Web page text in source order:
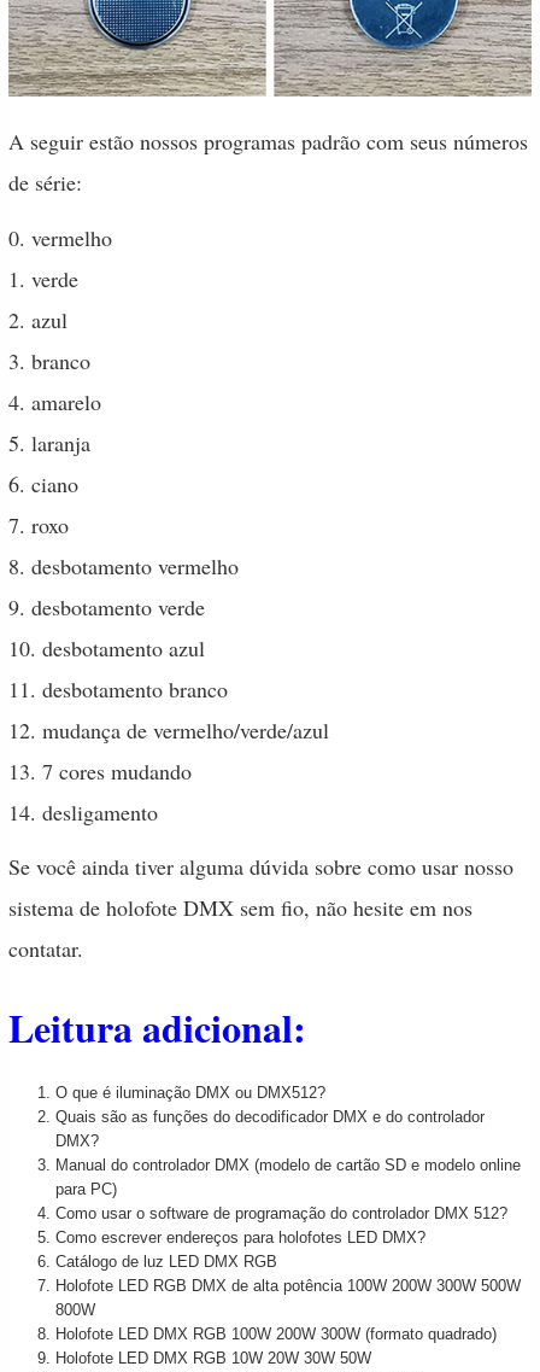
A seguir estão nossos programas padrão com seus números
de série:
0. vermelho
1. verde
2. azul
3. branco
4. amarelo
5. laranja
6. ciano
7. roxo
8. desbotamento vermelho
9. desbotamento verde
10. desbotamento azul
11. desbotamento branco
12. mudança de vermelho/verde/azul
13. 7 cores mudando
14. desligamento
Se você ainda tiver alguma dúvida sobre como usar nosso
sistema de holofote DMX sem fio, não hesite em nos
contatar.
Leitura adicional:
O que é iluminação DMX ou DMX512?
Quais são as funções do decodificador DMX e do controlador
DMX?
Manual do controlador DMX (modelo de cartão SD e modelo online
para PC)
Como usar o software de programação do controlador DMX 512?
Como escrever endereços para holofotes LED DMX?
Catálogo de luz LED DMX RGB
Holofote LED RGB DMX de alta potência 100W 200W 300W 500W
800W
Holofote LED DMX RGB 100W 200W 300W (formato quadrado)
Holofote LED DMX RGB 10W 20W 30W 50W